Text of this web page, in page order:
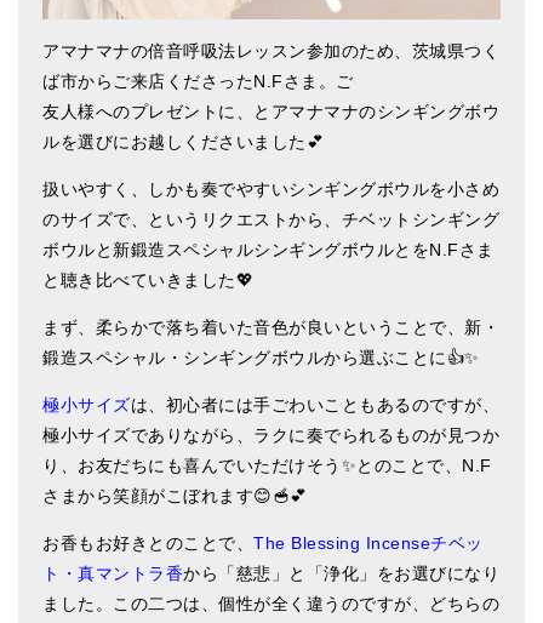
スティック・マレット・リング（台座）
アマナマナのティンシャ
プレミアム・ティンシャ（L・M）
ベーシック・ティンシャ（4種）
ティンシャケース
チベット・真マントラ香
チベット高僧のオラクルカード
ベル＆ドルジェ
アウトレット
アマナマナの倍音呼吸法レッスン参加のため、茨城県つく
ば市からご来店くださったN.Fさま。ご
友人様へのプレゼントに、とアマナマナのシンギングボウ
ルを選びにお越しくださいました💕
扱いやすく、しかも奏でやすいシンギングボウルを小さめ
のサイズで、というリクエストから、チベットシンギング
ボウルと新鍛造スペシャルシンギングボウルとをN.Fさま
と聴き比べていきました💖
まず、柔らかで落ち着いた音色が良いということで、新・
鍛造スペシャル・シンギングボウルから選ぶことに👍✨
極小サイズは、初心者には手ごわいこともあるのですが、
極小サイズでありながら、ラクに奏でられるものが見つか
り、お友だちにも喜んでいただけそう✨とのことで、N.F
さまから笑顔がこぼれます😊🥣💕
お香もお好きとのことで、 The Blessing Incenseチベッ
ト・真マントラ香から「慈悲」と「浄化」をお選びになり
ました。この二つは、個性が全く違うのですが、どちらの